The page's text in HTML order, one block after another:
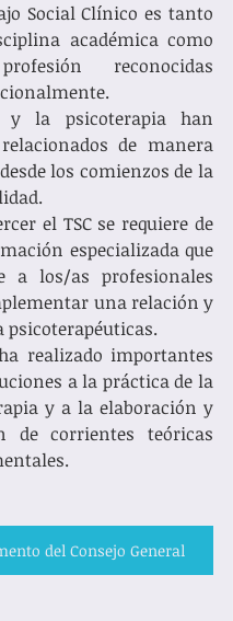
Social Clínico es tanto
académica como
reconocidas
y la psicoterapia han
de manera
los comienzos de la
el TSC se requiere de
especializada que
a los/as profesionales
una relación y
psicoterapéuticas.
realizado importantes
a la práctica de la
y a la elaboración y
de corrientes teóricas
del Consejo General